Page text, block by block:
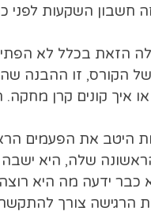
חשבון השקעות לפני
הזאת בכלל לא
הקורס, זו ההבנה
איך קונים קרן מחקה.
היטב את הפעמים
שלה, היא
כבר ידעה מה היא
הרגישה צורך